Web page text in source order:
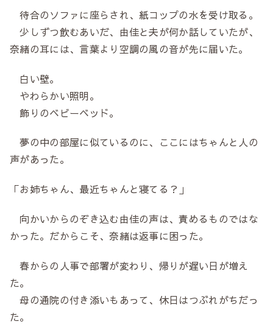
待合のソファに座らされ、紙コップの水を受け取る。
少しずつ飲むあいだ、由佳と夫が何か話していたが、
奈緒の耳には、言葉より空調の風の音が先に届いた。
白い壁。
やわらかい照明。
飾りのベビーベッド。
夢の中の部屋に似ているのに、ここにはちゃんと人の
声があった。
「お姉ちゃん、最近ちゃんと寝てる？」
向かいからのぞき込む由佳の声は、責めるものではな
かった。だからこそ、奈緒は返事に困った。
春からの人事で部署が変わり、帰りが遅い日が増え
た。
母の通院の付き添いもあって、休日はつぶれがちだっ
た。